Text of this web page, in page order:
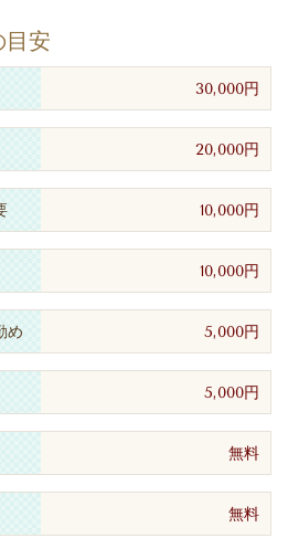
目安
30,000円
20,000円
10,000円
10,000円
め 5,000円
5,000円
無料
無料